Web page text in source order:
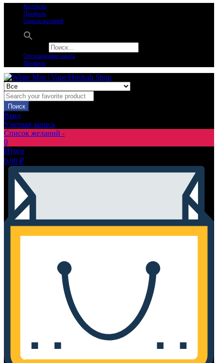
Контакты
Профиль
Список желаний
Отслеживание заказа
Профиль
Поиск
Вход
Учетная запись
Список желаний -
0
Итого
0,00 ₽